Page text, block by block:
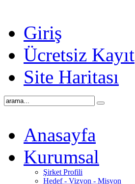
Giriş
Ücretsiz Kayıt
Site Haritası
Anasayfa
Kurumsal
Şirket Profili
Hedef - Vizyon - Misyon